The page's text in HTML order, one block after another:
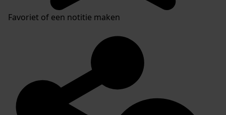
Favoriet of een notitie maken